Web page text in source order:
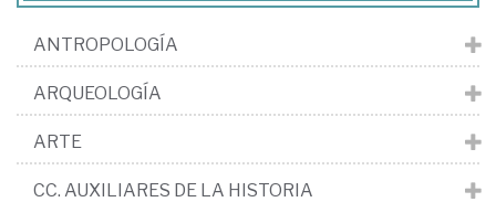
ANTROPOLOGÍA
ARQUEOLOGÍA
ARTE
CC. AUXILIARES DE LA HISTORIA